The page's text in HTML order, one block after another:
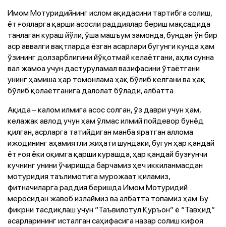
Имом Мотуридийнинг ислом ақидасини тартибга солиш,
ёт ғояларга қарши асосли раддиялар бериш мақсадида
танлаган кураш йўли, ўша машъум замонда, бундан ўн бир
аср аввалги вақтларда ёзган асарлари бугунги кунда ҳам
ўзининг долзарблигини йўқотмай келаётгани, аҳли сунна
вал жамоа учун дастуруламал вазифасини ўтаётгани
унинг ҳамиша ҳар томонлама ҳақ бўлиб келгани ва ҳақ
бўлиб қолаётганига далолат бўлади, албатта.
Ақида – калом илмига асос солган, ўз даври учун ҳам,
келажак авлод учун ҳам ўлмас илмий пойдевор бунёд
қилган, асрларга татийдиган манба яратган аллома
ижодининг аҳамиятли жиҳати шундаки, бугун ҳар қандай
ёт ғоя ёки оқимга қарши курашда, ҳар қандай бузғунчи
кучнинг унини ўчиришда барчамиз ҳеч иккиланмасдан
мотуридия таълимотига мурожаат қиламиз,
фитначиларга раддия беришда Имом Мотуридий
меросидан жавоб излаймиз ва албатта топамиз ҳам. Бу
фикрни тасдиқлаш учун “Таъвилотул Қуръон” ё “Тавҳид”
асарларининг исталган саҳифасига назар солиш кифоя.